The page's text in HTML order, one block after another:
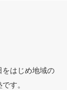
をはじめ地域の
す。